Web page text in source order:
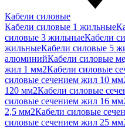
Кабели силовые
Кабели силовые 1 жильные
силовые 3 жильныеКабели
жильныеКабели силовые 5
алюминийКабели силовые
жил 1 мм2Кабели силовые
силовые сечением жил 10
120 мм2Кабели силовые
силовые сечением жил 16
2,5 мм2Кабели силовые
силовые сечением жил 25